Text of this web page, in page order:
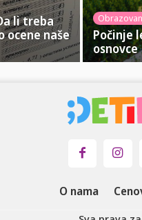
li treba
ocene naše
Počinje
osnovce
O nama